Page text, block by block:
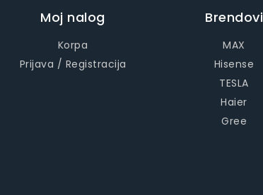
Moj nalog
Korpa
Prijava / Registracija
Brendovi
MAX
Hisense
TESLA
Haier
Gree